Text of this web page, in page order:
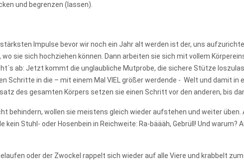
und begrenzen (lassen).
Impulse bevor wir noch ein Jahr alt werden ist der, uns
sie sich hochziehen können. Dann arbeiten sie sich mit vollem
ab: Jetzt kommt die unglaubliche Mutprobe, die sichere Stütze
in die – mit einem Mal VIEL größer werdende - Welt und damit in
des gesamten Körpers setzen sie einen Schritt vor den anderen, bis
behindern, wollen sie meistens gleich wieder aufstehen und weiter
Stuhl- oder Hosenbein in Reichweite: Ra-bäääh, Gebrüll! Und warum?
oder der Zwockel rappelt sich wieder auf alle Viere und krabbelt